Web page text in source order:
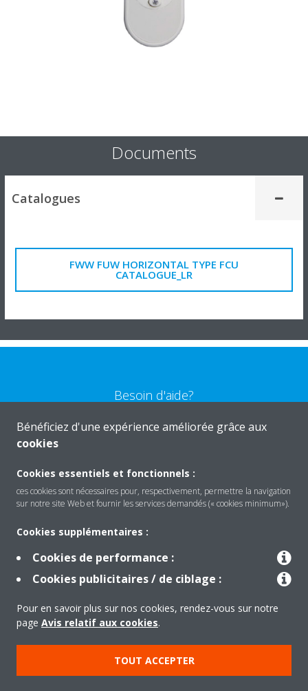
Documents
Catalogues
FWW FUW HORIZONTAL TYPE FCU
CATALOGUE_LR
Besoin d'aide?
CONTACTEZ-NOUS
Solutions
À propos de Daikin
Copyright © Daikin
Bénéficiez d'une expérience améliorée grâce aux
cookies
Cookies essentiels et fonctionnels :
ces cookies sont nécessaires pour, respectivement, permettre la navigation
sur notre site Web et fournir les services demandés (« cookies minimum»).
Cookies supplémentaires :
Cookies de performance :
Cookies publicitaires / de ciblage :
Pour en savoir plus sur nos cookies, rendez-vous sur notre
page Avis relatif aux cookies.
TOUT ACCEPTER